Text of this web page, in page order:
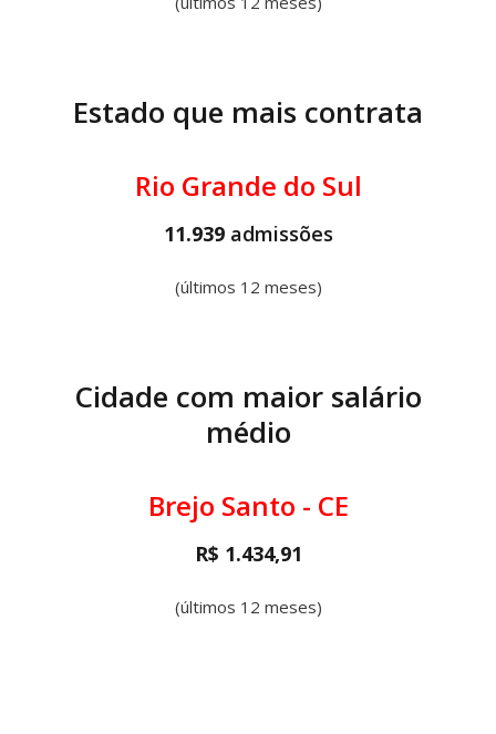
Estado que mais contrata
Rio Grande do Sul
11.939 admissões
(últimos 12 meses)
Cidade com maior salário
médio
Brejo Santo - CE
R$ 1.434,91
(últimos 12 meses)